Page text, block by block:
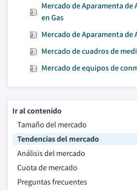
Mercado de Aparamenta de
en Gas
Mercado de Aparamenta de
Mercado de cuadros de
Mercado de equipos de
Ir al contenido
Tamaño del mercado
Tendencias del mercado
Análisis del mercado
Cuota de mercado
Preguntas frecuentes